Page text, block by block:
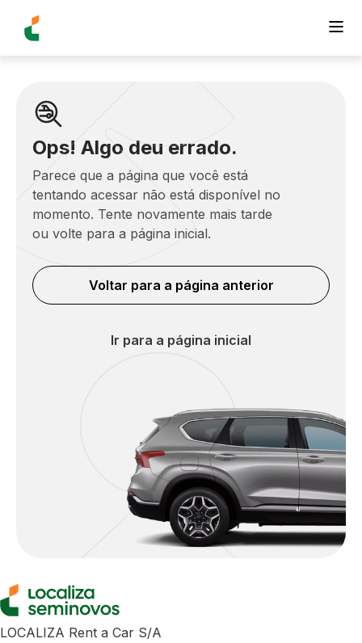
Ops! Algo deu errado.
Parece que a página que você está
tentando acessar não está disponível no
momento. Tente novamente mais tarde
ou volte para a página inicial.
Voltar para a página anterior
Ir para a página inicial
LOCALIZA Rent a Car S/A